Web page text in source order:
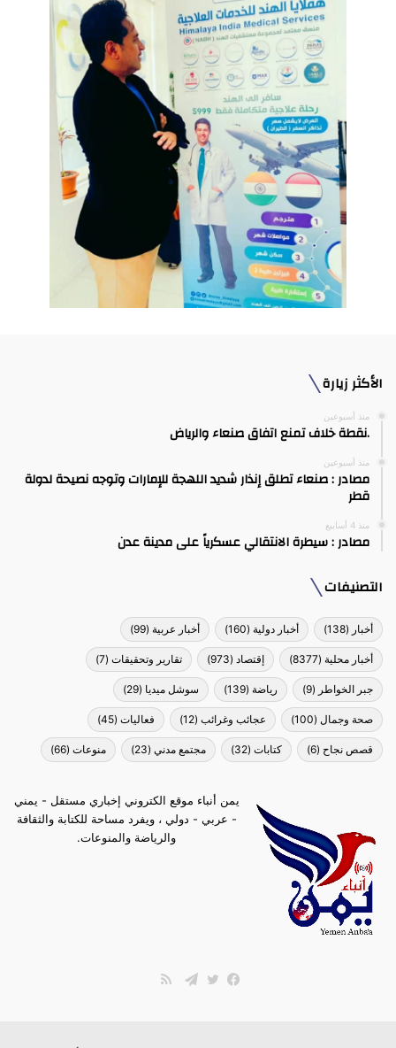
الأكثر زيارة
منذ أسبوعين
.نقطة خلاف تمنع اتفاق صنعاء والرياض
منذ أسبوعين
مصادر : صنعاء تطلق إنذار شديد اللهجة للإمارات وتوجه نصيحة لدولة
قطر
منذ 4 أسابيع
مصادر : سيطرة الانتقالي عسكرياً على مدينة عدن
التصنيفات
أخبار (138) أخبار دولية (160) أخبار عربية (99)
أخبار محلية (8377) إقتصاد (973) تقارير وتحقيقات (7)
جبر الخواطر (9) رياضة (139) سوشل ميديا (29)
صحة وجمال (100) عجائب وغرائب (12) فعاليات (45)
قصص نجاح (6) كتابات (32) مجتمع مدني (23) منوعات (66)
يمن أنباء موقع الكتروني إخباري مستقل - يمني
- عربي - دولي ، ويفرد مساحة للكتابة والثقافة
والرياضة والمنوعات.